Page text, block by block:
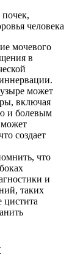
мочевого
в
может
включая
и болевым
создает
что
и
таких
цистита